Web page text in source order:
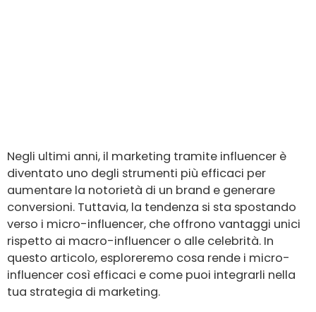
Negli ultimi anni, il marketing tramite influencer è
diventato uno degli strumenti più efficaci per
aumentare la notorietà di un brand e generare
conversioni. Tuttavia, la tendenza si sta spostando
verso i micro-influencer, che offrono vantaggi unici
rispetto ai macro-influencer o alle celebrità. In
questo articolo, esploreremo cosa rende i micro-
influencer così efficaci e come puoi integrarli nella
tua strategia di marketing.